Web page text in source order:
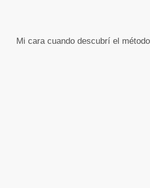
Mi cara cuando descubrí el